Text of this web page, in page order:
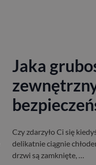
Jaka
Czy zdarzyło Ci się
delikatnie ciągnie
drzwi są zamknięte, …